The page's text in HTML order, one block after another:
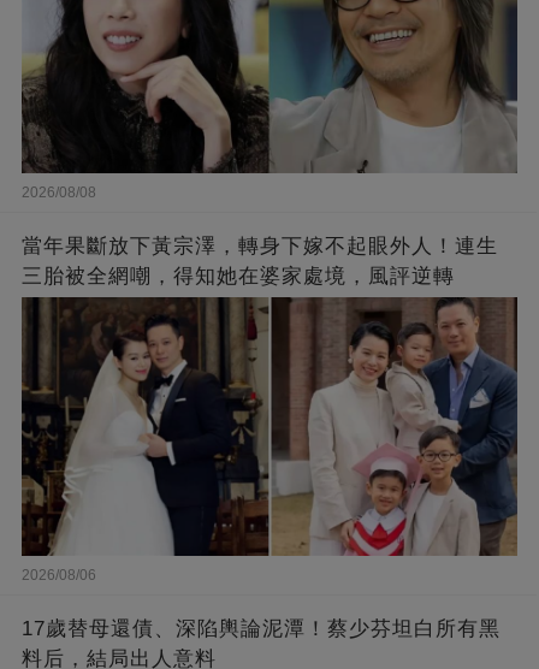
2026/08/08
當年果斷放下黃宗澤，轉身下嫁不起眼外人！連生
三胎被全網嘲，得知她在婆家處境，風評逆轉
2026/08/06
17歲替母還債、深陷輿論泥潭！蔡少芬坦白所有黑
料后，結局出人意料